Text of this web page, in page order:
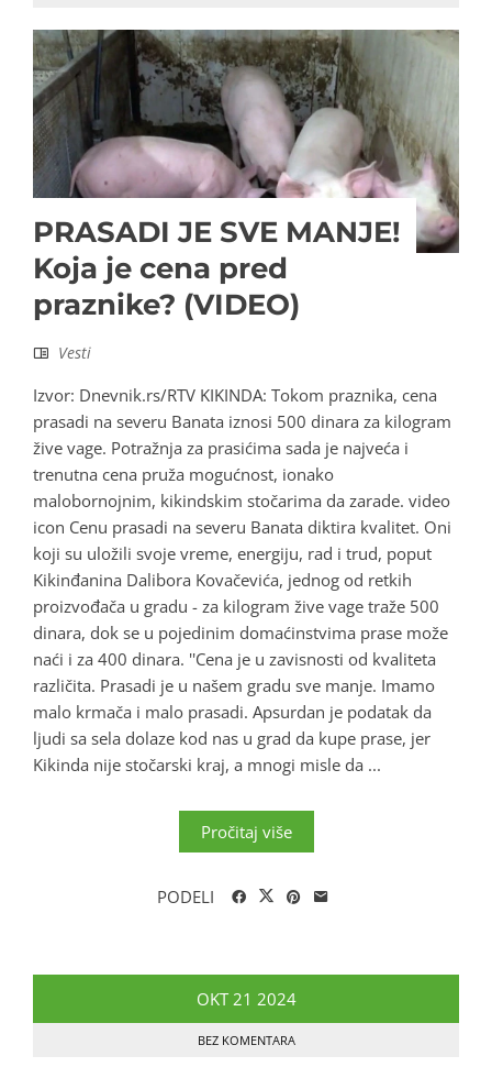
PRASADI JE SVE MANJE!
Koja je cena pred
praznike? (VIDEO)
Vesti
Izvor: Dnevnik.rs/RTV KIKINDA: Tokom praznika, cena
prasadi na severu Banata iznosi 500 dinara za kilogram
žive vage. Potražnja za prasićima sada je najveća i
trenutna cena pruža mogućnost, ionako
malobornojnim, kikindskim stočarima da zarade. video
icon Cenu prasadi na severu Banata diktira kvalitet. Oni
koji su uložili svoje vreme, energiju, rad i trud, poput
Kikinđanina Dalibora Kovačevića, jednog od retkih
proizvođača u gradu - za kilogram žive vage traže 500
dinara, dok se u pojedinim domaćinstvima prase može
naći i za 400 dinara. ''Cena je u zavisnosti od kvaliteta
različita. Prasadi je u našem gradu sve manje. Imamo
malo krmača i malo prasadi. Apsurdan je podatak da
ljudi sa sela dolaze kod nas u grad da kupe prase, jer
Kikinda nije stočarski kraj, a mnogi misle da ...
Pročitaj više
PODELI
OKT 21 2024
BEZ KOMENTARA